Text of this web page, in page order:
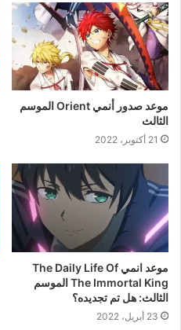
موعد صدور أنمي Orient الموسم
الثالث
21 أكتوبر، 2022
موعد انمي The Daily Life Of
The Immortal King الموسم
الثالث: هل تم تجديده؟
23 أبريل، 2022